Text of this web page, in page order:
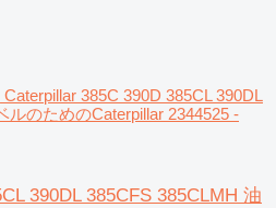
Caterpillar 385C 390D 385CL 390DL
ルのためのCaterpillar 2344525 -
390DL 385CFS 385CLMH 油